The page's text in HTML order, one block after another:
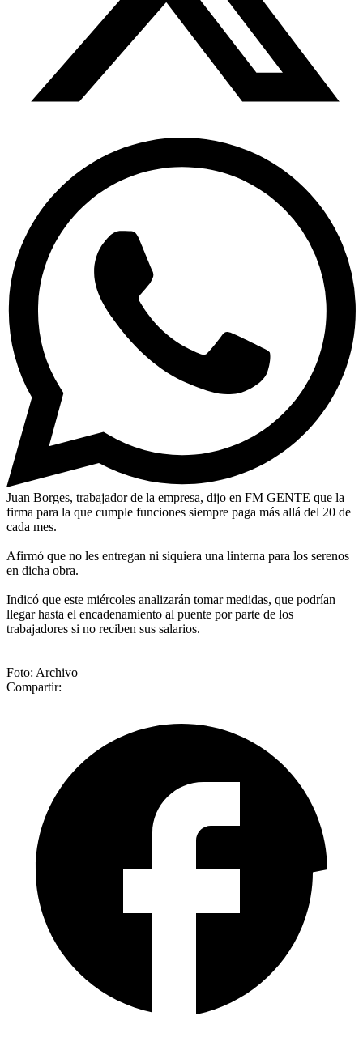
Juan Borges, trabajador de la empresa, dijo en FM GENTE que la
firma para la que cumple funciones siempre paga más allá del 20 de
cada mes.
Afirmó que no les entregan ni siquiera una linterna para los serenos
en dicha obra.
Indicó que este miércoles analizarán tomar medidas, que podrían
llegar hasta el encadenamiento al puente por parte de los
trabajadores si no reciben sus salarios.
Foto: Archivo
Compartir: